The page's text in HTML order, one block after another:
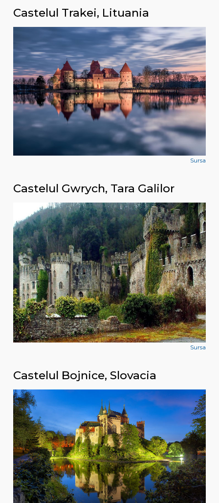
Castelul Trakei, Lituania
Sursa
Castelul Gwrych, Tara Galilor
Sursa
Castelul Bojnice, Slovacia